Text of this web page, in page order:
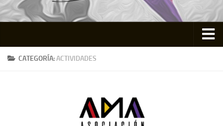
InicioCATEGORÍA:ACTIVIDADES